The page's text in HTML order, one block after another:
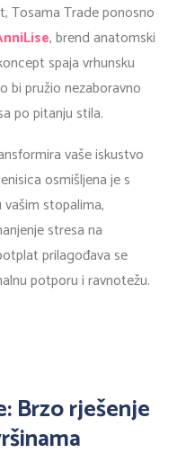
Tosama Trade ponosno
, brend anatomski
spaja vrhunsku
bi pružio nezaboravno
po pitanju stila.
vaše iskustvo
osmišljena je s
stopalima,
stresa na
prilagođava se
potporu i ravnotežu.
Brzo rješenje